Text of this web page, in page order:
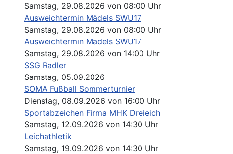
Samstag, 29.08.2026 von 08:00 Uhr
Ausweichtermin Mädels SWU17
Samstag, 29.08.2026 von 08:00 Uhr
Ausweichtermin Mädels SWU17
Samstag, 29.08.2026 von 14:00 Uhr
SSG Radler
Samstag, 05.09.2026
SOMA Fußball Sommerturnier
Dienstag, 08.09.2026 von 16:00 Uhr
Sportabzeichen Firma MHK Dreieich
Samstag, 12.09.2026 von 14:30 Uhr
Leichathletik
Samstag, 19.09.2026 von 14:30 Uhr